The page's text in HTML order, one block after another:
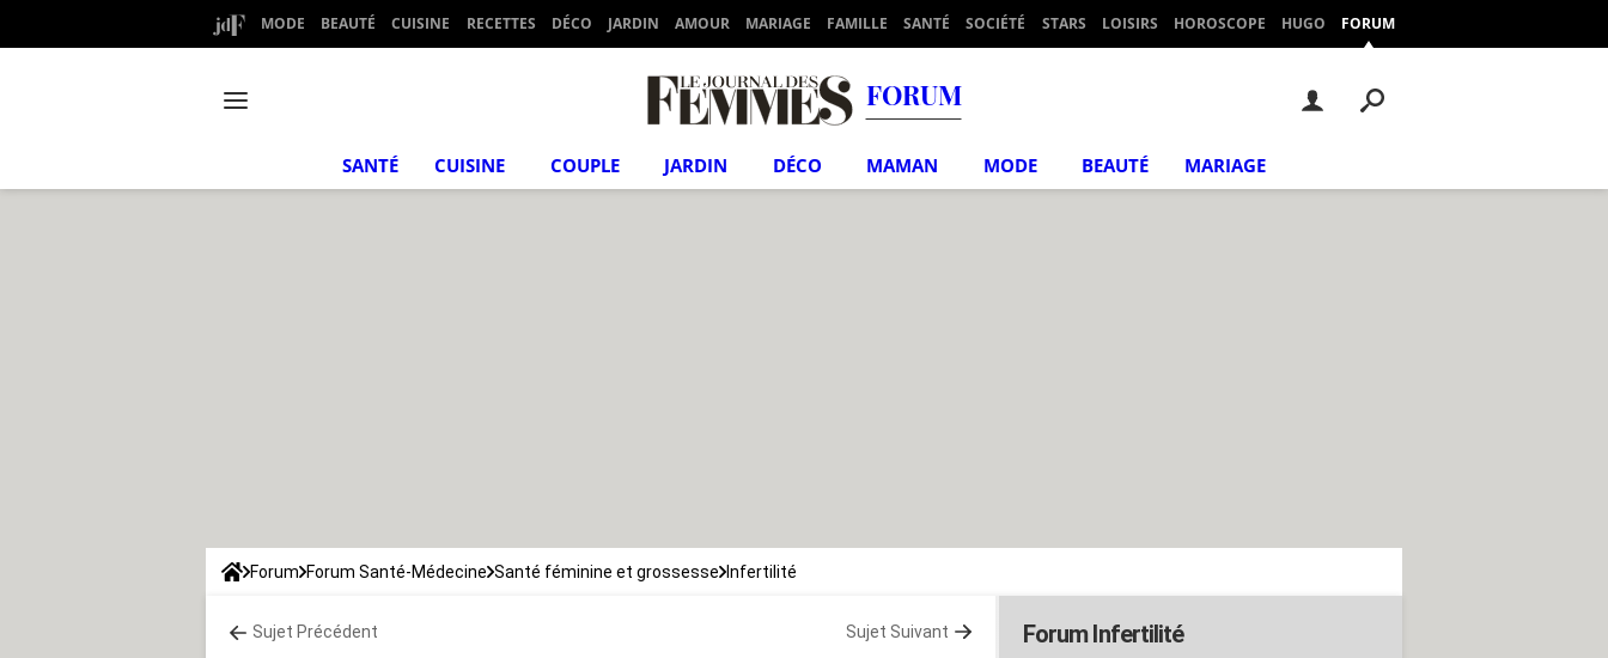
MODE BEAUTÉ CUISINE RECETTES DÉCO JARDIN AMOUR MARIAGE FAMILLE SANTÉ SOCIÉTÉ STARS LOISIRS HOROSCOPE HUGO FORUM
FORUM
SANTÉ CUISINE COUPLE JARDIN DÉCO MAMAN MODE BEAUTÉ MARIAGE
Forum Forum Santé-Médecine Santé féminine et grossesse Infertilité
Sujet Précédent Sujet Suivant Forum Infertilité